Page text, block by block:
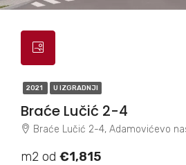
2021 U IZGRADNJI
Braće Lučić 2-4
Braće Lučić 2-4, Adamovićevo
m2 od €1,815